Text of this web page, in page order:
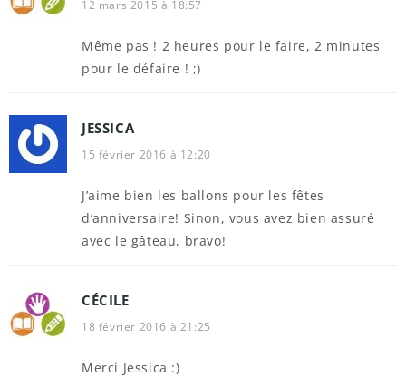
12 mars 2015 à 18:57
Même pas ! 2 heures pour le faire, 2 minutes
pour le défaire ! ;)
JESSICA
15 février 2016 à 12:20
J’aime bien les ballons pour les fêtes
d’anniversaire! Sinon, vous avez bien assuré
avec le gâteau, bravo!
CÉCILE
18 février 2016 à 21:25
Merci Jessica :)